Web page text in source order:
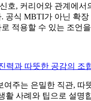
호, 커리어와 관계에서
공식 MBTI가 아닌 확장
적용할 수 있는 조언을
력과 따뜻한 공감의 조
여주는 은밀한 직관, 따
활 사례와 팁으로 설명